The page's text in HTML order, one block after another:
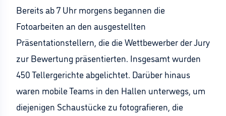
Bereits ab 7 Uhr morgens begannen die
Fotoarbeiten an den ausgestellten
Präsentationstellern, die die Wettbewerber der Jury
zur Bewertung präsentierten. Insgesamt wurden
450 Tellergerichte abgelichtet. Darüber hinaus
waren mobile Teams in den Hallen unterwegs, um
diejenigen Schaustücke zu fotografieren, die